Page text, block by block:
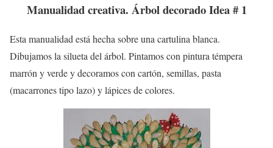
Manualidad creativa. Árbol decorado Idea # 1
Esta manualidad está hecha sobre una cartulina blanca.
Dibujamos la silueta del árbol. Pintamos con pintura témpera
marrón y verde y decoramos con cartón, semillas, pasta
(macarrones tipo lazo) y lápices de colores.